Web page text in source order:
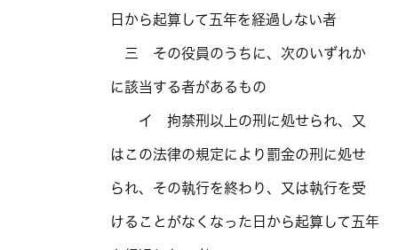
日から起算して五年を経過しない者
三 その役員のうちに、次のいずれか
に該当する者があるもの
イ 拘禁刑以上の刑に処せられ、又
はこの法律の規定により罰金の刑に処せ
られ、その執行を終わり、又は執行を受
けることがなくなった日から起算して五年